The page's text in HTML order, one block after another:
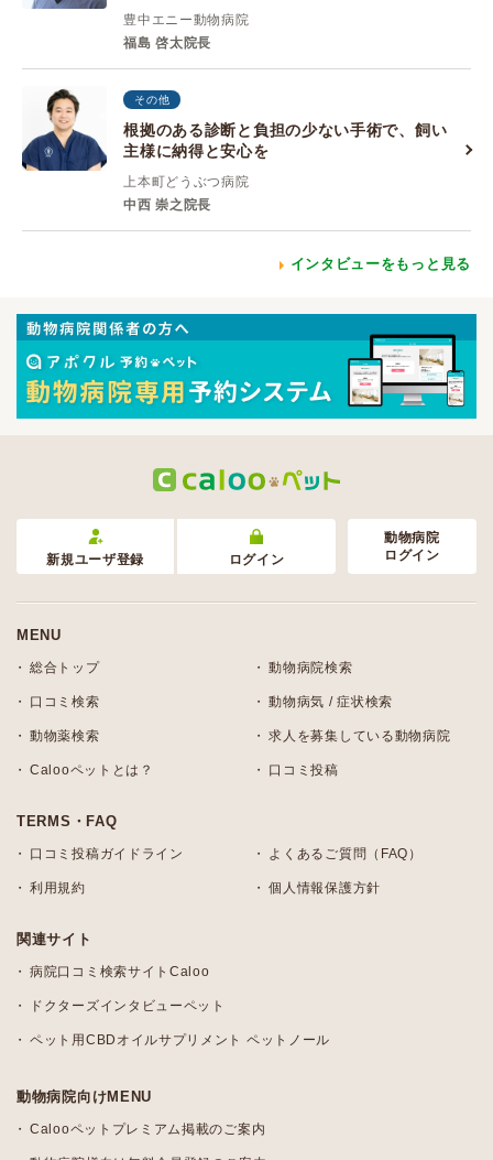
豊中エニー動物病院
福島 啓太院長
その他
根拠のある診断と負担の少ない手術で、飼い
主様に納得と安心を
上本町どうぶつ病院
中西 崇之院長
インタビューをもっと見る
新規ユーザ登録 ログイン
動物病院
ログイン
MENU
総合トップ 動物病院検索
口コミ検索 動物病気 / 症状検索
動物薬検索 求人を募集している動物病院
Calooペットとは？ 口コミ投稿
TERMS・FAQ
口コミ投稿ガイドライン よくあるご質問（FAQ）
利用規約 個人情報保護方針
関連サイト
病院口コミ検索サイトCaloo
ドクターズインタビューペット
ペット用CBDオイルサプリメント ペットノール
動物病院向けMENU
Calooペットプレミアム掲載のご案内